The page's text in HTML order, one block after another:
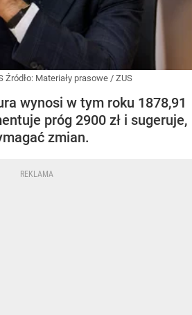
Źródło: Materiały prasowe / ZUS
wynosi w tym roku 1878,91
próg 2900 zł i sugeruje,
zmian.